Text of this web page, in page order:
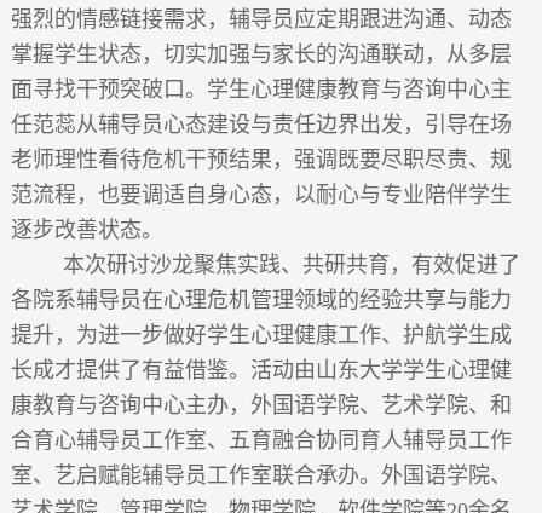
强烈的情感链接需求，辅导员应定期跟进沟通、动态
掌握学生状态，切实加强与家长的沟通联动，从多层
面寻找干预突破口。学生心理健康教育与咨询中心主
任范蕊从辅导员心态建设与责任边界出发，引导在场
老师理性看待危机干预结果，强调既要尽职尽责、规
范流程，也要调适自身心态，以耐心与专业陪伴学生
逐步改善状态。
本次研讨沙龙聚焦实践、共研共育，有效促进了
各院系辅导员在心理危机管理领域的经验共享与能力
提升，为进一步做好学生心理健康工作、护航学生成
长成才提供了有益借鉴。活动由山东大学学生心理健
康教育与咨询中心主办，外国语学院、艺术学院、和
合育心辅导员工作室、五育融合协同育人辅导员工作
室、艺启赋能辅导员工作室联合承办。外国语学院、